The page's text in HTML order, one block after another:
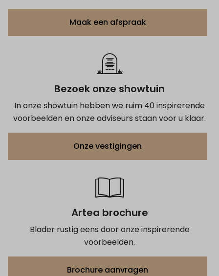
Maak een afspraak
Bezoek onze showtuin
In onze showtuin hebben we ruim 40 inspirerende
voorbeelden en onze adviseurs staan voor u klaar.
Onze vestigingen
Artea brochure
Blader rustig eens door onze inspirerende
voorbeelden.
Brochure aanvragen